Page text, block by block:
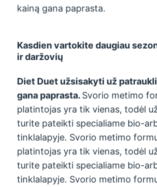
kainą gana paprasta.
Kasdien vartokite daugiau
ir daržovių
Diet Duet užsisakyti už
gana paprasta. Svorio metimo
platintojas yra tik vienas, todėl
turite pateikti specialiame bio-
tinklalapyje. Svorio metimo
platintojas yra tik vienas, todėl
turite pateikti specialiame bio-
tinklalapyje. Svorio metimo